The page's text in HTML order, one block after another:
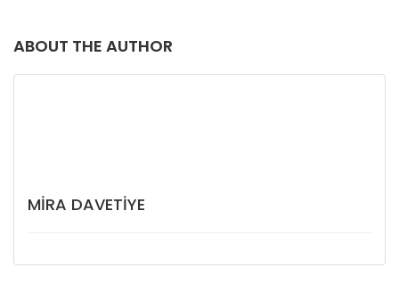
ABOUT THE AUTHOR
MIRA DAVETIYE